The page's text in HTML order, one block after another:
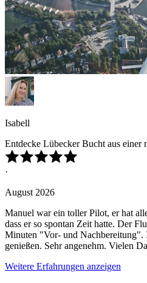
Isabell
Entdecke Lübecker Bucht aus einer
·
August 2026
Manuel war ein toller Pilot, er hat
dass er so spontan Zeit hatte. Der
Minuten "Vor- und Nachbereitung".
genießen. Sehr angenehm. Vielen
Weitere Erfahrungen anzeigen